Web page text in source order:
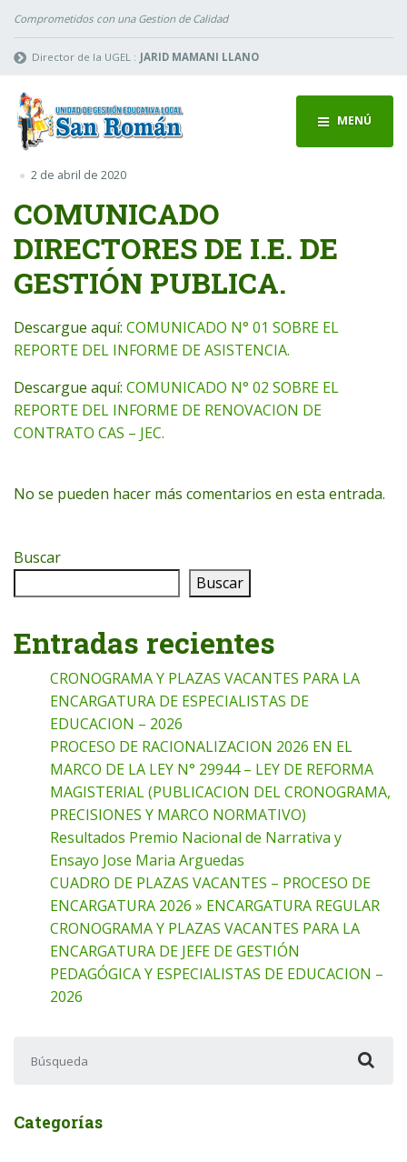
Comprometidos con una Gestion de Calidad
Director de la UGEL : JARID MAMANI LLANO
MENÚ
2 de abril de 2020
COMUNICADO
DIRECTORES DE I.E. DE
GESTIÓN PUBLICA.
Descargue aquí: COMUNICADO N° 01 SOBRE EL
REPORTE DEL INFORME DE ASISTENCIA.
Descargue aquí: COMUNICADO N° 02 SOBRE EL
REPORTE DEL INFORME DE RENOVACION DE
CONTRATO CAS – JEC.
No se pueden hacer más comentarios en esta entrada.
Buscar
Buscar
Entradas recientes
CRONOGRAMA Y PLAZAS VACANTES PARA LA
ENCARGATURA DE ESPECIALISTAS DE
EDUCACION – 2026
PROCESO DE RACIONALIZACION 2026 EN EL
MARCO DE LA LEY N° 29944 – LEY DE REFORMA
MAGISTERIAL (PUBLICACION DEL CRONOGRAMA,
PRECISIONES Y MARCO NORMATIVO)
Resultados Premio Nacional de Narrativa y
Ensayo Jose Maria Arguedas
CUADRO DE PLAZAS VACANTES – PROCESO DE
ENCARGATURA 2026 » ENCARGATURA REGULAR
CRONOGRAMA Y PLAZAS VACANTES PARA LA
ENCARGATURA DE JEFE DE GESTIÓN
PEDAGÓGICA Y ESPECIALISTAS DE EDUCACION –
2026
Categorías